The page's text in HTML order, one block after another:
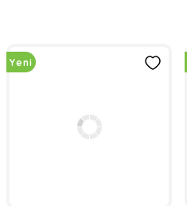
Yeni